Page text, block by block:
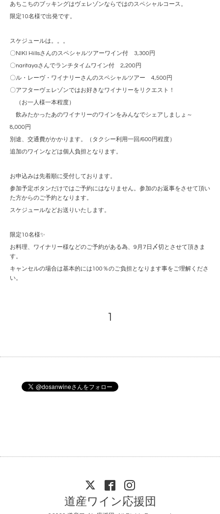
あちこちのブッキングはヴェレゾンならではのスペシャルコース。
限定10名様で出発です。
スケジュールは。。。
〇NIKI Hillsさんのスペシャルツアーワイン付 3,300円
〇naritayaさんでランチタイムワイン付 2,200円
〇ル・レーヴ・ワイナリーさんのスペシャルツアー 4,500円
〇アフターヴェレゾンではお好きなワイナリーをリクエスト！
（お一人様一本程度）
飲みたかったあのワイナリーのワインをみんなでシェアしましょ～
8,000円
別途、交通費がかかります。（タクシー利用一回/600円程度）
追加のワインなどは個人負担となります。
お申込みは先着順に受付しております。
参加予定ボタンだけではご予約にはなりません。参加のお返事をさせて頂い
た方からのご予約となります。
スケジュールなどお送りいたします。
限定10名様✨
お料理、ワイナリー様などのご予約がある為、9月7日〆切とさせて頂きま
す。
キャンセルの場合は基本的には100％のご負担となります事をご理解くださ
い。
1
道産ワイン応援団